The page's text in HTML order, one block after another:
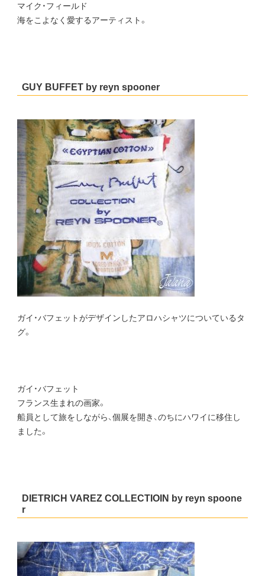
マイク・フィールド
海をこよなく愛するアーティスト。
GUY BUFFET by reyn spooner
ガイ・バフェットがデザインしたアロハシャツについているタ
グ。
ガイ・バフェット
フランス生まれの画家。
船員として旅をしながら、個展を開き、のちにハワイに移住し
ました。
DIETRICH VAREZ COLLECTIOIN by reyn spoone
r